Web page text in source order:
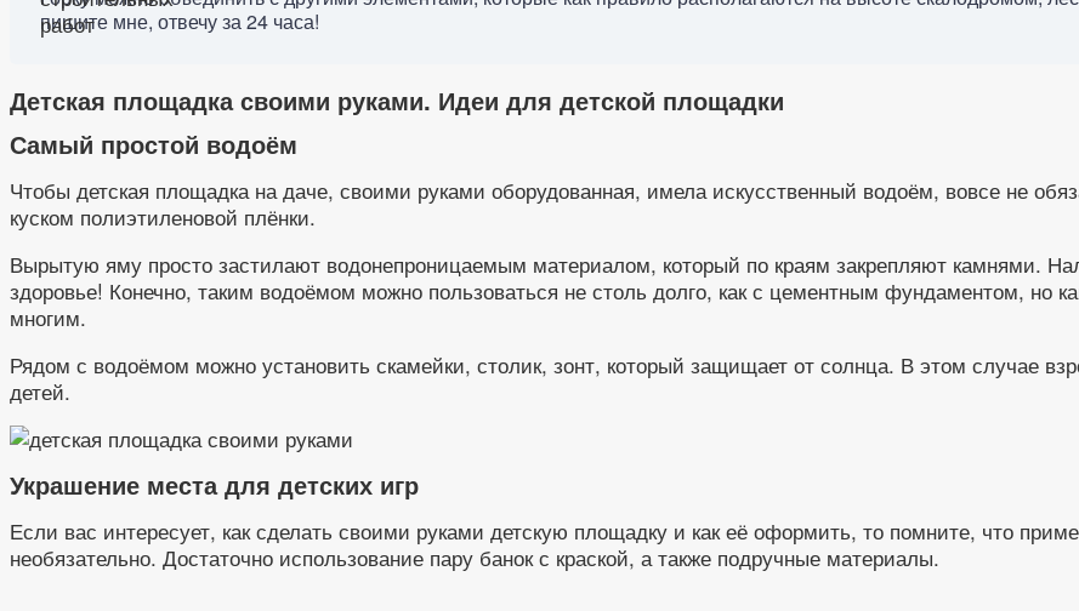
пишите мне, отвечу за 24 часа!
Детская площадка своими руками. Идеи для детской площадки
Самый простой водоём
Чтобы детская площадка на даче, своими руками оборудованная, имела искусственный водоём, вовсе не
куском полиэтиленовой плёнки.
Вырытую яму просто застилают водонепроницаемым материалом, который по краям закрепляют камнями.
здоровье! Конечно, таким водоёмом можно пользоваться не столь долго, как с цементным фундаментом, но
многим.
Рядом с водоёмом можно установить скамейки, столик, зонт, который защищает от солнца. В этом случае
детей.
Украшение места для детских игр
Если вас интересует, как сделать своими руками детскую площадку и как её оформить, то помните, что
необязательно. Достаточно использование пару банок с краской, а также подручные материалы.